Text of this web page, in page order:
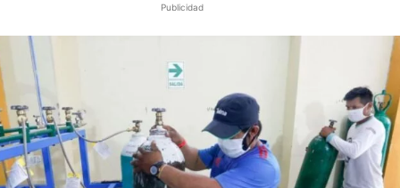
Publicidad